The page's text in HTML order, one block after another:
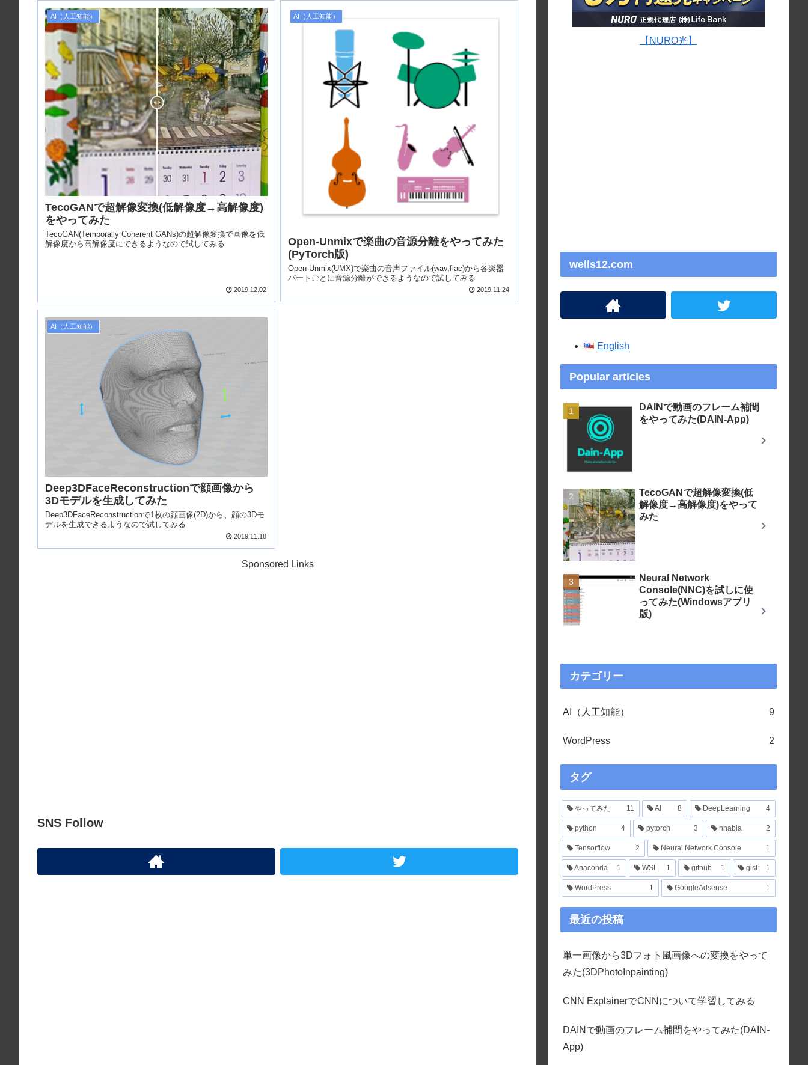
AI（人工知能）
TecoGANで超解像変換(低解像度→高解像度)
をやってみた
TecoGAN(Temporally Coherent GANs)の超解像変換で画像を低
解像度から高解像度にできるようなので試してみる
2019.12.02
AI（人工知能）
Open-Unmixで楽曲の音源分離をやってみた
(PyTorch版)
Open-Unmix(UMX)で楽曲の音声ファイル(wav,flac)から各楽器
パートごとに音源分離ができるようなので試してみる
2019.11.24
AI（人工知能）
Deep3DFaceReconstructionで顔画像から
3Dモデルを生成してみた
Deep3DFaceReconstructionで1枚の顔画像(2D)から、顔の3Dモ
デルを生成できるようなので試してみる
2019.11.18
Sponsored Links
SNS Follow
【NURO光】
wells12.com
English
Popular articles
DAINで動画のフレーム補間
をやってみた(DAIN-App)
TecoGANで超解像変換(低
解像度→高解像度)をやって
みた
Neural Network
Console(NNC)を試しに使
ってみた(Windowsアプリ
版)
カテゴリー
AI（人工知能） 9
WordPress 2
タグ
やってみた 11 AI 8 DeepLearning 4
python 4 pytorch 3 nnabla 2
Tensorflow 2 Neural Network Console 1
Anaconda 1 WSL 1 github 1 gist 1
WordPress 1 GoogleAdsense 1
最近の投稿
単一画像から3Dフォト風画像への変換をやって
みた(3DPhotoInpainting)
CNN ExplainerでCNNについて学習してみる
DAINで動画のフレーム補間をやってみた(DAIN-
App)